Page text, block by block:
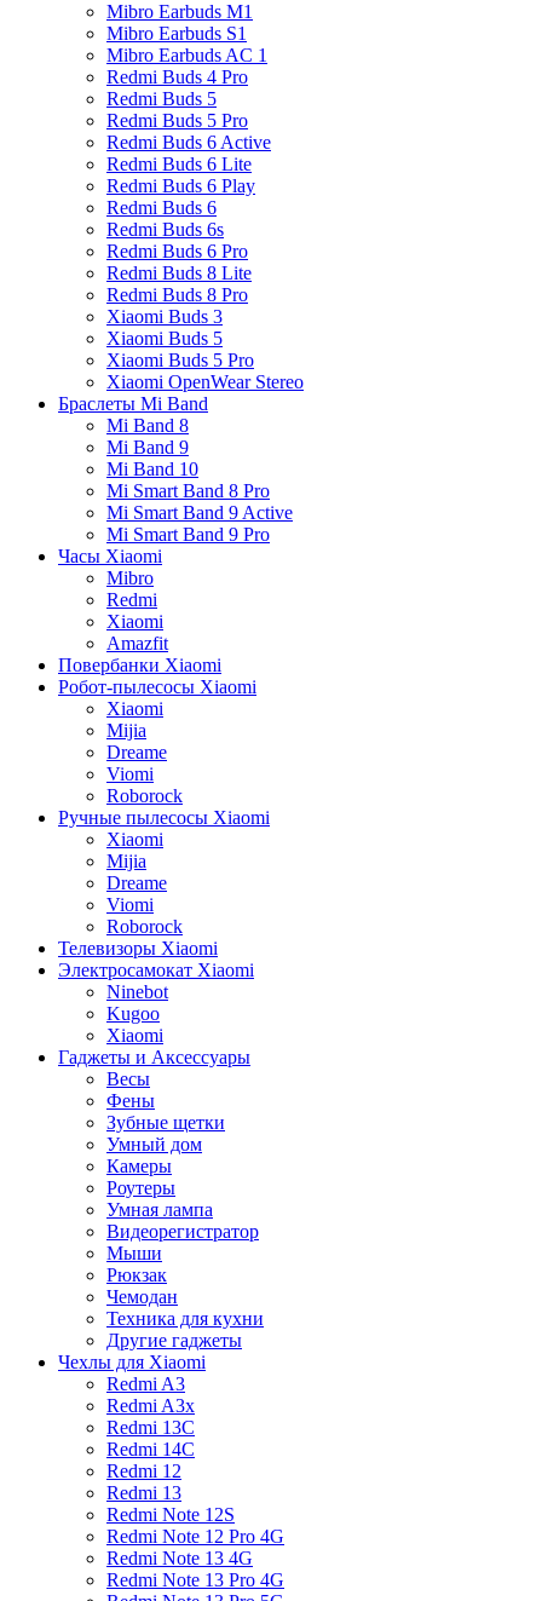
Mibro Earbuds M1
Mibro Earbuds S1
Mibro Earbuds AC 1
Redmi Buds 4 Pro
Redmi Buds 5
Redmi Buds 5 Pro
Redmi Buds 6 Active
Redmi Buds 6 Lite
Redmi Buds 6 Play
Redmi Buds 6
Redmi Buds 6s
Redmi Buds 6 Pro
Redmi Buds 8 Lite
Redmi Buds 8 Pro
Xiaomi Buds 3
Xiaomi Buds 5
Xiaomi Buds 5 Pro
Xiaomi OpenWear Stereo
Браслеты Mi Band
Mi Band 8
Mi Band 9
Mi Band 10
Mi Smart Band 8 Pro
Mi Smart Band 9 Active
Mi Smart Band 9 Pro
Часы Xiaomi
Mibro
Redmi
Xiaomi
Amazfit
Повербанки Xiaomi
Робот-пылесосы Xiaomi
Xiaomi
Mijia
Dreame
Viomi
Roborock
Ручные пылесосы Xiaomi
Xiaomi
Mijia
Dreame
Viomi
Roborock
Телевизоры Xiaomi
Электросамокат Xiaomi
Ninebot
Kugoo
Xiaomi
Гаджеты и Аксессуары
Весы
Фены
Зубные щетки
Умный дом
Камеры
Роутеры
Умная лампа
Видеорегистратор
Мыши
Рюкзак
Чемодан
Техника для кухни
Другие гаджеты
Чехлы для Xiaomi
Redmi A3
Redmi A3x
Redmi 13C
Redmi 14C
Redmi 12
Redmi 13
Redmi Note 12S
Redmi Note 12 Pro 4G
Redmi Note 13 4G
Redmi Note 13 Pro 4G